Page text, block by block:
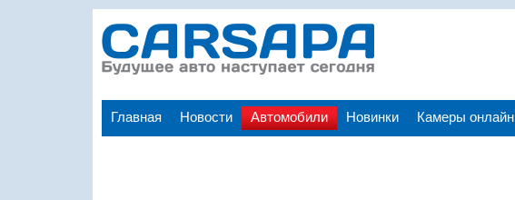
Главная Новости Автомобили Новинки Камеры онлайн